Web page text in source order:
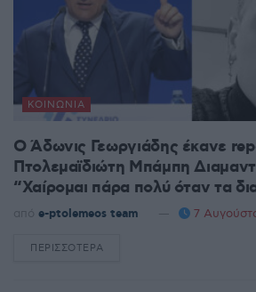
ΚΟΙΝΩΝΊΑ
Ο Άδωνις Γεωργιάδης έκανε
Πτολεμαϊδιώτη Μπάμπη
“Χαίρομαι πάρα πολύ όταν τα
από e-ptolemeos team 7
ΠΕΡΙΣΣΌΤΕΡΑ